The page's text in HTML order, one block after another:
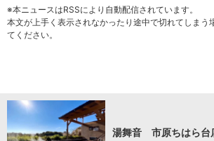
※本ニュースはRSSにより自動配信されています。
本文が上手く表示されなかったり途中で切れてしまう
てください。
湯舞音 市原ちはら台